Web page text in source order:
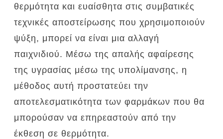
θερμότητα και ευαίσθητα στις συμβατικές
τεχνικές αποστείρωσης που χρησιμοποιούν
ψύξη, μπορεί να είναι μια αλλαγή
παιχνιδιού. Μέσω της απαλής αφαίρεσης
της υγρασίας μέσω της υπολίμανσης, η
μέθοδος αυτή προστατεύει την
αποτελεσματικότητα των φαρμάκων που θα
μπορούσαν να επηρεαστούν από την
έκθεση σε θερμότητα.